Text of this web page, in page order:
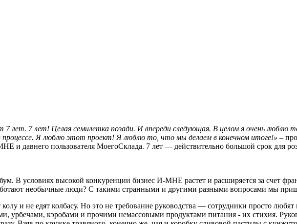
7 лет. 7 лет! Целая семилетка позади. И впереди следующая. В целом я очень люблю
Я люблю этот проект! Я люблю то, что мы делаем в конечном итоге!» –
и давнего пользователя МоегоСклада. 7 лет — действительно большой срок для
В условиях высокой конкуренции бизнес И-МНЕ растет и расширяется за счет
необычные люди? С такими странными и другими разными вопросами мы
и не едят колбасу. Но это не требование руководства — сотрудники просто
урбечами, кэробами и прочими немассовыми продуктами питания - их стихия.